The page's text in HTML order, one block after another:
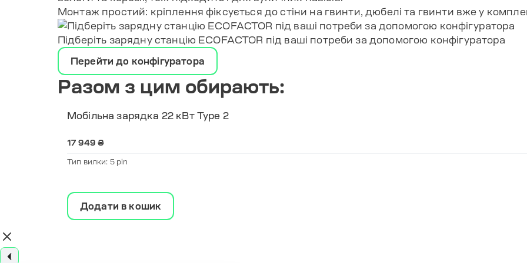
Монтаж простий: кріплення фіксується до стіни на гвинти, дюбелі та гвинти вже у
Підберіть зарядну станцію ECOFACTOR під ваші потреби за допомогою конфігуратора
Перейти до конфігуратора
Разом з цим обирають:
Type 2
Мобільна зарядка 22 кВт Type 2
17 949 ₴
Тип вилки: 5 pin
Додати в кошик